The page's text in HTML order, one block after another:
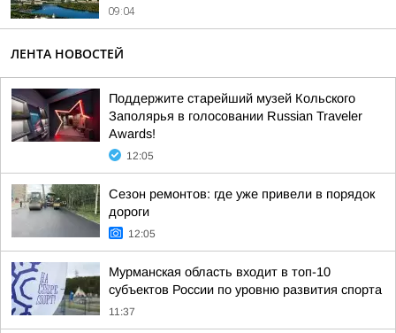
09:04
ЛЕНТА НОВОСТЕЙ
Поддержите старейший музей Кольского
Заполярья в голосовании Russian Traveler
Awards!
12:05
Сезон ремонтов: где уже привели в порядок
дороги
12:05
Мурманская область входит в топ-10
субъектов России по уровню развития спорта
11:37